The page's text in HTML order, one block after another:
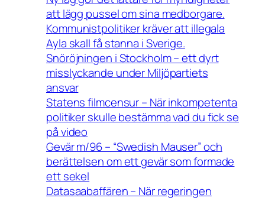
att lägg pussel om sina medborgare.
Kommunistpolitiker kräver att illegala
Ayla skall få stanna i Sverige.
Snöröjningen i Stockholm – ett dyrt
misslyckande under Miljöpartiets
ansvar
Statens filmcensur – När inkompetenta
politiker skulle bestämma vad du fick se
på video
Gevär m/96 – “Swedish Mauser” och
berättelsen om ett gevär som formade
ett sekel
Datasaabaffären – När regeringen